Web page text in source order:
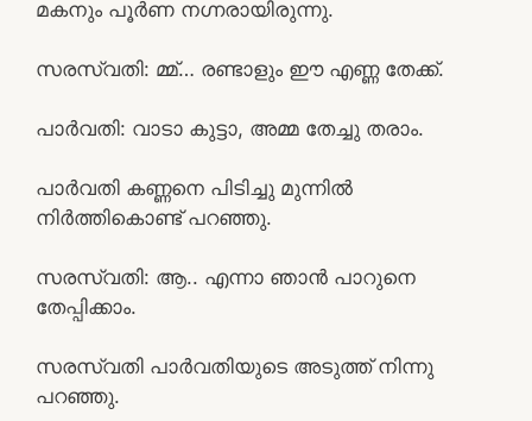
മകനും പൂർണ നഗ്നരായിരുന്നു.
സരസ്വതി: മ്മ്… രണ്ടാളും ഈ എണ്ണ തേക്ക്.
പാർവതി: വാടാ കുട്ടാ, അമ്മ തേച്ചു തരാം.
പാർവതി കണ്ണനെ പിടിച്ചു മുന്നിൽ
നിർത്തികൊണ്ട് പറഞ്ഞു.
സരസ്വതി: ആ.. എന്നാ ഞാൻ പാറുനെ
തേപ്പിക്കാം.
സരസ്വതി പാർവതിയുടെ അടുത്ത് നിന്നു
പറഞ്ഞു.